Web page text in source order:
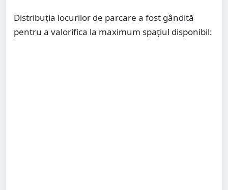
Distribuția locurilor de parcare a fost gândită
pentru a valorifica la maximum spațiul disponibil: